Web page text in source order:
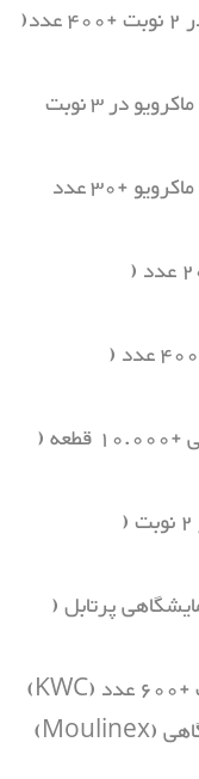
1- طراحی و تولید انبوه استند گردان در 2 نوبت +400 عدد(
2- طراحی و تولید انبوه استند جمع شو ماکرویو در 3 نوبت
3- طراحی و تولید انبوه استند جمع شو ماکرویو +30 عدد
4- تولید انبوه استند آویز باطری +2000 عدد (
5- تولید انبوه استند باطری تلفیقی +4000 عدد (
6- طراحی و تولید ماکت و استند پلکسی +10.000 قطعه (
7- طراحی واجرای غرفه هایپر استار در 2 نوبت (
پرتابل (